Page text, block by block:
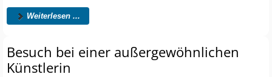
Weiterlesen ...
Besuch bei einer außergewöhnlichen
Künstlerin